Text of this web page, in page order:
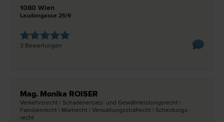
1080 Wien
Laudongasse 25/9
3 Bewertungen
Mag. Monika ROISER
Verkehrs­recht | Schadenersatz- und Gewährleistungs­recht |
Familien­recht | Miet­recht | Verwaltungsstraf­recht | Scheidungs­
recht